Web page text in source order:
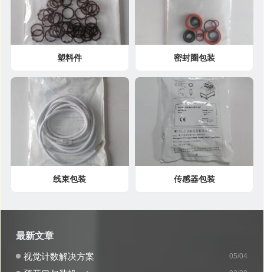
塑料件 密封圈包装
线束包装 传感器包装
最新文章
05/04
视觉计数解决方案